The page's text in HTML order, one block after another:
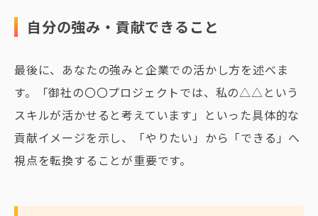
自分の強み・貢献できること
最後に、あなたの強みと企業での活かし方を述べま
す。「御社の〇〇プロジェクトでは、私の△△という
スキルが活かせると考えています」といった具体的な
貢献イメージを示し、「やりたい」から「できる」へ
視点を転換することが重要です。